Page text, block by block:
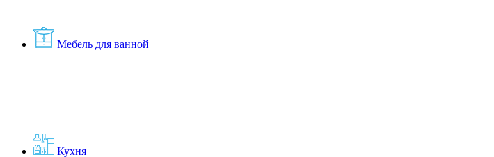
Мебель для ванной
Кухня